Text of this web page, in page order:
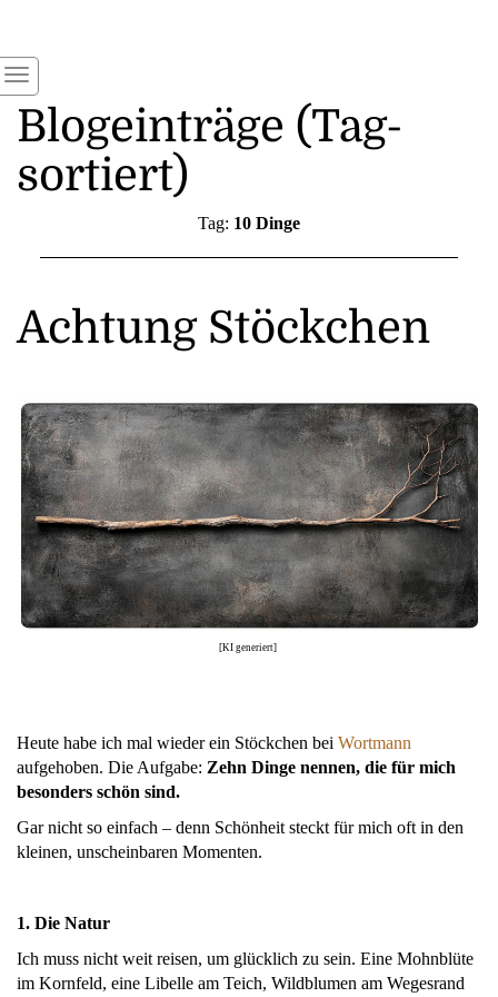
Blogeinträge (Tag-
sortiert)
Tag: 10 Dinge
Achtung Stöckchen
[KI generiert]
Heute habe ich mal wieder ein Stöckchen bei Wortmann
aufgehoben. Die Aufgabe: Zehn Dinge nennen, die für mich
besonders schön sind.
Gar nicht so einfach – denn Schönheit steckt für mich oft in den
kleinen, unscheinbaren Momenten.
1. Die Natur
Ich muss nicht weit reisen, um glücklich zu sein. Eine Mohnblüte
im Kornfeld, eine Libelle am Teich, Wildblumen am Wegesrand